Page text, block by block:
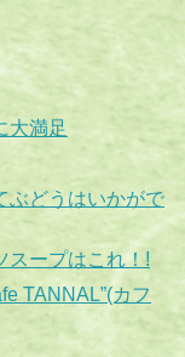
大満足
どうはいかがで
ープはこれ！!
TANNAL”(カフ